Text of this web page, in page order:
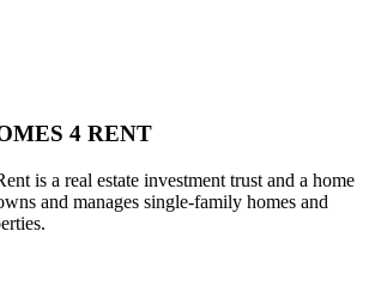
4 RENT
is a real estate investment trust and a home
and manages single-family homes and